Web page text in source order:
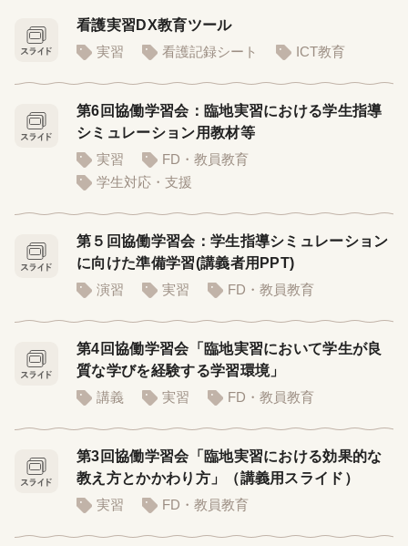
看護実習DX教育ツール
実習
看護記録シート ICT教育
第6回協働学習会：臨地実習における学生指導
シミュレーション用教材等
実習
FD・教員教育
学生対応・支援
第５回協働学習会：学生指導シミュレーション
に向けた準備学習(講義者用PPT)
演習
実習 FD・教員教育
第4回協働学習会「臨地実習において学生が良
質な学びを経験する学習環境」
講義
実習 FD・教員教育
第3回協働学習会「臨地実習における効果的な
教え方とかかわり方」（講義用スライド）
実習
FD・教員教育